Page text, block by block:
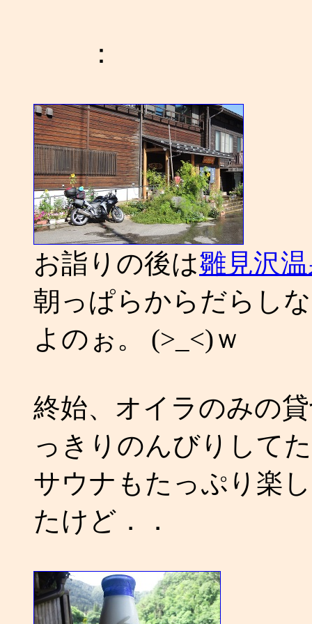
：
お詣りの後は雛見沢
朝っぱらからだらし
よのぉ。 (>_<)ｗ
終始、オイラのみの
っきりのんびりして
サウナもたっぷり楽
たけど．．